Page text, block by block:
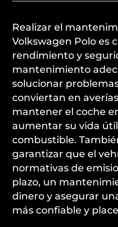
Realizar el
Volkswagen Polo es
rendimiento y
mantenimiento
solucionar
conviertan en
mantener el coche
aumentar su vida
combustible.
garantizar que el
normativas de
plazo, un
dinero y asegurar
más confiable y